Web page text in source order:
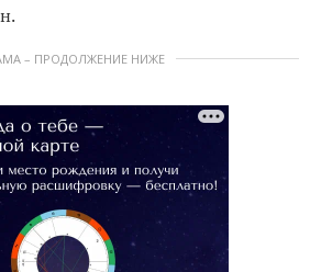
– ПРОДОЛЖЕНИЕ НИЖЕ